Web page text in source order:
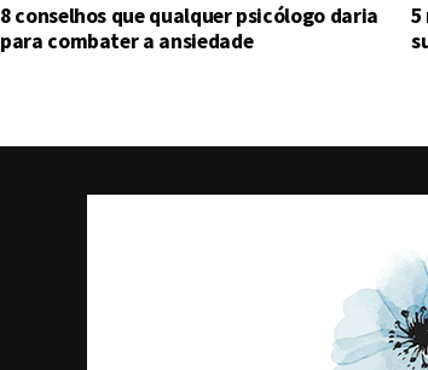
8 conselhos que qualquer psicólogo daria
para combater a ansiedade
5